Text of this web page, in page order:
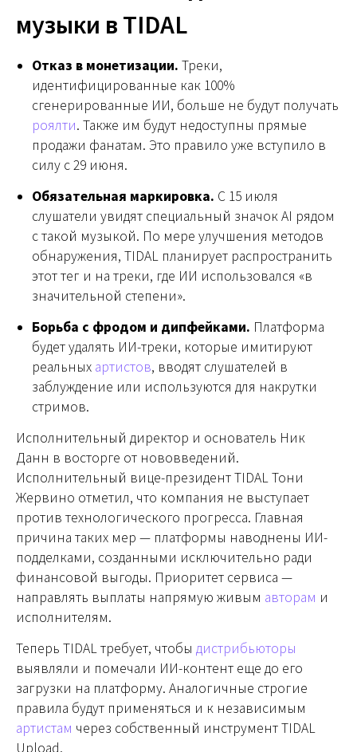
музыки в TIDAL
Отказ в монетизации. Треки,
идентифицированные как 100%
сгенерированные ИИ, больше не будут получать
роялти. Также им будут недоступны прямые
продажи фанатам. Это правило уже вступило в
силу с 29 июня.
Обязательная маркировка. С 15 июля
слушатели увидят специальный значок AI рядом
с такой музыкой. По мере улучшения методов
обнаружения, TIDAL планирует распространить
этот тег и на треки, где ИИ использовался «в
значительной степени».
Борьба с фродом и дипфейками. Платформа
будет удалять ИИ-треки, которые имитируют
реальных артистов, вводят слушателей в
заблуждение или используются для накрутки
стримов.
Исполнительный директор и основатель Ник
Данн в восторге от нововведений.
Исполнительный вице-президент TIDAL Тони
Жервино отметил, что компания не выступает
против технологического прогресса. Главная
причина таких мер — платформы наводнены ИИ-
подделками, созданными исключительно ради
финансовой выгоды. Приоритет сервиса —
направлять выплаты напрямую живым авторам и
исполнителям.
Теперь TIDAL требует, чтобы дистрибьюторы
выявляли и помечали ИИ-контент еще до его
загрузки на платформу. Аналогичные строгие
правила будут применяться и к независимым
артистам через собственный инструмент TIDAL
Upload.